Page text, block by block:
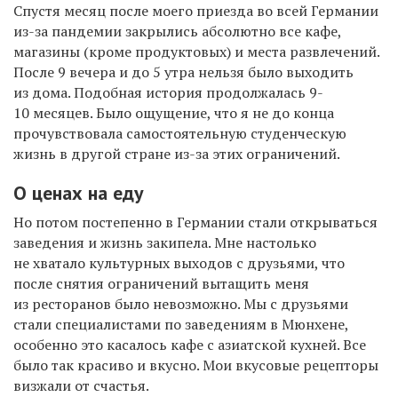
Спустя месяц после моего приезда во всей Германии
из-за пандемии закрылись абсолютно все кафе,
магазины (кроме продуктовых) и места развлечений.
После 9 вечера и до 5 утра нельзя было выходить
из дома. Подобная история продолжалась 9-
10 месяцев. Было ощущение, что я не до конца
прочувствовала самостоятельную студенческую
жизнь в другой стране из-за этих ограничений.
О ценах на еду
Но потом постепенно в Германии стали открываться
заведения и жизнь закипела. Мне настолько
не хватало культурных выходов с друзьями, что
после снятия ограничений вытащить меня
из ресторанов было невозможно. Мы с друзьями
стали специалистами по заведениям в Мюнхене,
особенно это касалось кафе с азиатской кухней. Все
было так красиво и вкусно. Мои вкусовые рецепторы
визжали от счастья.